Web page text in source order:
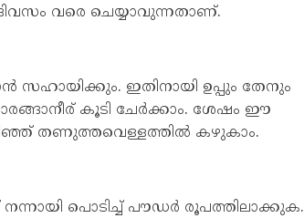
വരെ ചെയ്യാവുന്നതാണ്.
സഹായിക്കും. ഇതിനായി ഉപ്പും തേനും
കൂടി ചേര്‍ക്കാം. ശേഷം ഈ
തണുത്തവെള്ളത്തില്‍ കഴുകാം.
പൊടിച്ച് പൗഡർ രൂപത്തിലാക്കുക.